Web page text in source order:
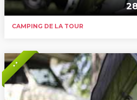
CAMPING DE LA TOUR
* *